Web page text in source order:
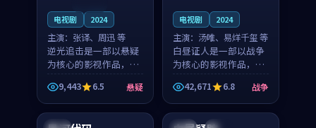
电视剧 2024
主演： 张译、周迅 等
逆光追击是一部以悬疑
为核心的影视作品，围
绕危机、反转与人物成
长展开，整体节奏紧
凑，值得推荐观看。
9,443 6.5 悬疑
电视剧 2024
主演： 汤唯、易烊千玺 等
白昼证人是一部以战争
为核心的影视作品，围
绕危机、反转与人物成
长展开，整体节奏紧
凑，值得推荐观看。
42,671 6.8 战争